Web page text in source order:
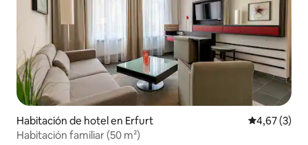
Habitación de hotel en Erfurt Calificación
4,67 (3)
Habitación familiar (50 m²)